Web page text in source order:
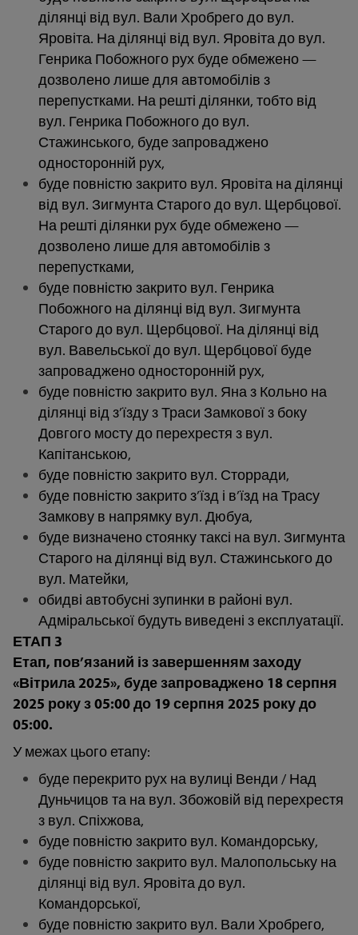
ділянці від вул. Вали Хробрего до вул.
Яровіта. На ділянці від вул. Яровіта до вул.
Генрика Побожного рух буде обмежено —
дозволено лише для автомобілів з
перепустками. На решті ділянки, тобто від
вул. Генрика Побожного до вул.
Стажинського, буде запроваджено
односторонній рух,
буде повністю закрито вул. Яровіта на ділянці
від вул. Зигмунта Старого до вул. Щербцової.
На решті ділянки рух буде обмежено —
дозволено лише для автомобілів з
перепустками,
буде повністю закрито вул. Генрика
Побожного на ділянці від вул. Зигмунта
Старого до вул. Щербцової. На ділянці від
вул. Вавельської до вул. Щербцової буде
запроваджено односторонній рух,
буде повністю закрито вул. Яна з Кольно на
ділянці від з’їзду з Траси Замкової з боку
Довгого мосту до перехрестя з вул.
Капітанською,
буде повністю закрито вул. Сторради,
буде повністю закрито з’їзд і в’їзд на Трасу
Замкову в напрямку вул. Дюбуа,
буде визначено стоянку таксі на вул. Зигмунта
Старого на ділянці від вул. Стажинського до
вул. Матейки,
обидві автобусні зупинки в районі вул.
Адміральської будуть виведені з експлуатації.
ЕТАП 3
Етап, пов’язаний із завершенням заходу
«Вітрила 2025», буде запроваджено 18 серпня
2025 року з 05:00 до 19 серпня 2025 року до
05:00.
У межах цього етапу:
буде перекрито рух на вулиці Венди / Над
Дуньчицов та на вул. Збожовій від перехрестя
з вул. Спіхжова,
буде повністю закрито вул. Командорську,
буде повністю закрито вул. Малопольську на
ділянці від вул. Яровіта до вул.
Командорської,
буде повністю закрито вул. Вали Хробрего,